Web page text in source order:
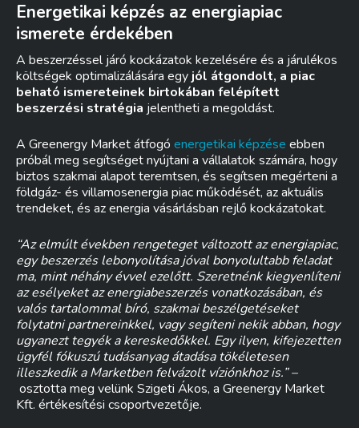
Energetikai képzés az energiapiac
ismerete érdekében
A beszerzéssel járó kockázatok kezelésére és a járulékos
költségek optimalizálására egy jól átgondolt, a piac
beható ismereteinek birtokában felépített
beszerzési stratégia jelentheti a megoldást.
A Greenergy Market átfogó energetikai képzése ebben
próbál meg segítséget nyújtani a vállalatok számára, hogy
biztos szakmai alapot teremtsen, és segítsen megérteni a
földgáz- és villamosenergia piac működését, az aktuális
trendeket, és az energia vásárlásban rejlő kockázatokat.
“Az elmúlt években rengeteget változott az energiapiac,
egy beszerzés lebonyolítása jóval bonyolultabb feladat
ma, mint néhány évvel ezelőtt. Szeretnénk kiegyenlíteni
az esélyeket az energiabeszerzés vonatkozásában, és
valós tartalommal bíró, szakmai beszélgetéseket
folytatni partnereinkkel, vagy segíteni nekik abban, hogy
ugyanezt tegyék a kereskedőkkel. Egy ilyen, kifejezetten
ügyfél fókuszú tudásanyag átadása tökéletesen
illeszkedik a Marketben felvázolt víziónkhoz is.” –
osztotta meg velünk Szigeti Ákos, a Greenergy Market
Kft. értékesítési csoportvezetője.